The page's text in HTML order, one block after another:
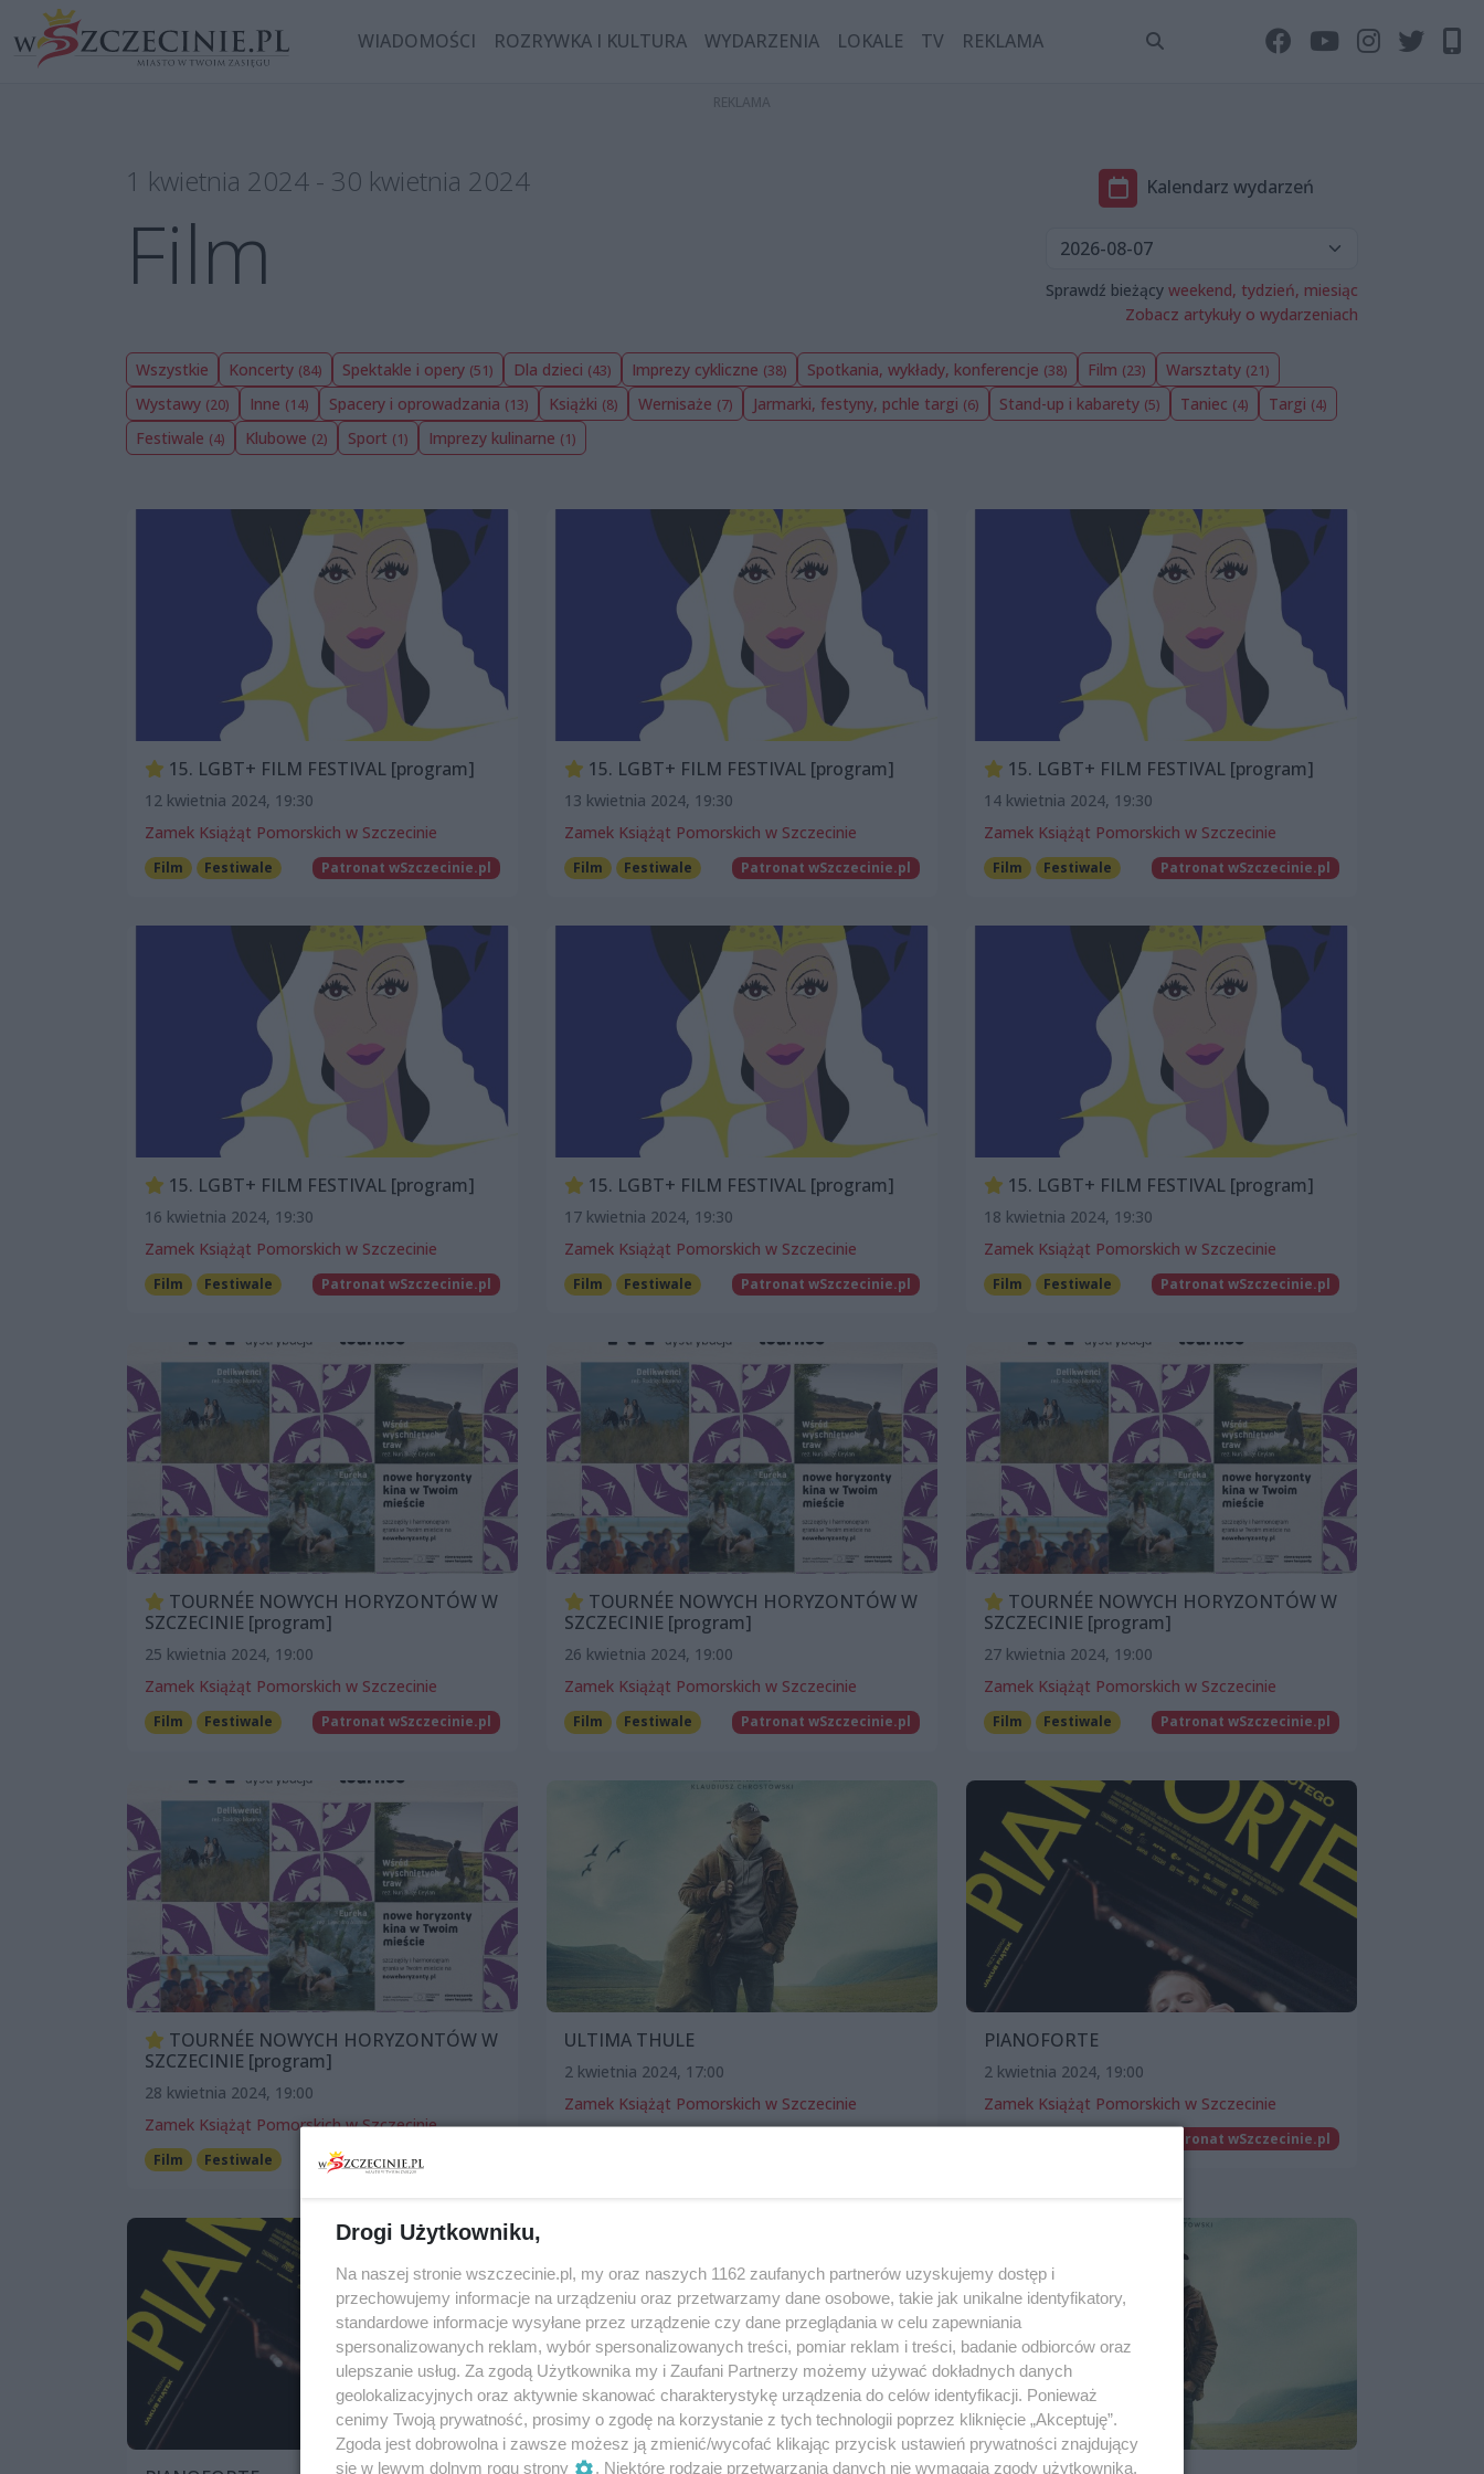
WIADOMOŚCI ROZRYWKA I KULTURA WYDARZENIA LOKALE TV REKLAMA
1 kwietnia 2024 - 30 kwietnia 2024
Film
Kalendarz wydarzeń
Sprawdź bieżący weekend, tydzień, miesiąc
Zobacz artykuły o wydarzeniach
Wszystkie Koncerty (84) Spektakle i opery (51) Dla dzieci (43) Imprezy cykliczne (38) Spotkania, wykłady, konferencje (38) Film (23) Warsztaty (21)
Wystawy (20) Inne (14) Spacery i oprowadzania (13) Książki (8) Wernisaże (7) Jarmarki, festyny, pchle targi (6) Stand-up i kabarety (5) Taniec (4) Targi (4)
Festiwale (4) Klubowe (2) Sport (1) Imprezy kulinarne (1)
15. LGBT+ FILM FESTIVAL [program]
12 kwietnia 2024, 19:30
Zamek Książąt Pomorskich w Szczecinie
Film Festiwale Patronat wSzczecinie.pl
15. LGBT+ FILM FESTIVAL [program]
13 kwietnia 2024, 19:30
Zamek Książąt Pomorskich w Szczecinie
Film Festiwale Patronat wSzczecinie.pl
15. LGBT+ FILM FESTIVAL [program]
14 kwietnia 2024, 19:30
Zamek Książąt Pomorskich w Szczecinie
Film Festiwale Patronat wSzczecinie.pl
15. LGBT+ FILM FESTIVAL [program]
16 kwietnia 2024, 19:30
Zamek Książąt Pomorskich w Szczecinie
Film Festiwale Patronat wSzczecinie.pl
15. LGBT+ FILM FESTIVAL [program]
17 kwietnia 2024, 19:30
Zamek Książąt Pomorskich w Szczecinie
Film Festiwale Patronat wSzczecinie.pl
15. LGBT+ FILM FESTIVAL [program]
18 kwietnia 2024, 19:30
Zamek Książąt Pomorskich w Szczecinie
Film Festiwale Patronat wSzczecinie.pl
TOURNÉE NOWYCH HORYZONTÓW W
SZCZECINIE [program]
25 kwietnia 2024, 19:00
Zamek Książąt Pomorskich w Szczecinie
Film Festiwale Patronat wSzczecinie.pl
TOURNÉE NOWYCH HORYZONTÓW W
SZCZECINIE [program]
26 kwietnia 2024, 19:00
Zamek Książąt Pomorskich w Szczecinie
Film Festiwale Patronat wSzczecinie.pl
TOURNÉE NOWYCH HORYZONTÓW W
SZCZECINIE [program]
27 kwietnia 2024, 19:00
Zamek Książąt Pomorskich w Szczecinie
Film Festiwale Patronat wSzczecinie.pl
TOURNÉE NOWYCH HORYZONTÓW W
SZCZECINIE [program]
28 kwietnia 2024, 19:00
Zamek Książąt Pomorskich w Szczecinie
Film Festiwale Patronat wSzczecinie.pl
ULTIMA THULE
2 kwietnia 2024, 17:00
Zamek Książąt Pomorskich w Szczecinie
PIANOFORTE
2 kwietnia 2024, 19:00
Zamek Książąt Pomorskich w Szczecinie
Patronat wSzczecinie.pl
Drogi Użytkowniku,
Na naszej stronie wszczecinie.pl, my oraz naszych 1162 zaufanych partnerów uzyskujemy dostęp i
przechowujemy informacje na urządzeniu oraz przetwarzamy dane osobowe, takie jak unikalne identyfikatory,
standardowe informacje wysyłane przez urządzenie czy dane przeglądania w celu zapewniania
spersonalizowanych reklam, wybór spersonalizowanych treści, pomiar reklam i treści, badanie odbiorców oraz
ulepszanie usług. Za zgodą Użytkownika my i Zaufani Partnerzy możemy używać dokładnych danych
geolokalizacyjnych oraz aktywnie skanować charakterystykę urządzenia do celów identyfikacji. Ponieważ
cenimy Twoją prywatność, prosimy o zgodę na korzystanie z tych technologii poprzez kliknięcie „Akceptuję”.
Zgoda jest dobrowolna i zawsze możesz ją zmienić/wycofać klikając przycisk ustawień prywatności znajdujący
się w lewym dolnym rogu strony
. Niektóre rodzaje przetwarzania danych nie wymagają zgody użytkownika,